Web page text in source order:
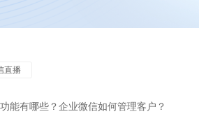
直播
能有哪些？企业微信如何管理客户？